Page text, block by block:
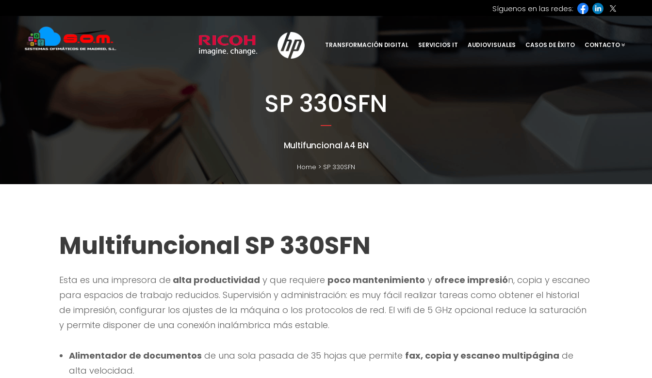
Síguenos en las redes:
TRANSFORMACIÓN DIGITAL SERVICIOS IT AUDIOVISUALES CASOS DE ÉXITO CONTACTO
SP 330SFN
Multifuncional A4 BN
Home > SP 330SFN
Multifuncional SP 330SFN
Esta es una impresora de alta productividad y que requiere poco mantenimiento y ofrece impresión, copia y escaneo
para espacios de trabajo reducidos. Supervisión y administración: es muy fácil realizar tareas como obtener el historial
de impresión, configurar los ajustes de la máquina o los protocolos de red. El wifi de 5 GHz opcional reduce la saturación
y permite disponer de una conexión inalámbrica más estable.
Alimentador de documentos de una sola pasada de 35 hojas que permite fax, copia y escaneo multipágina de
alta velocidad.